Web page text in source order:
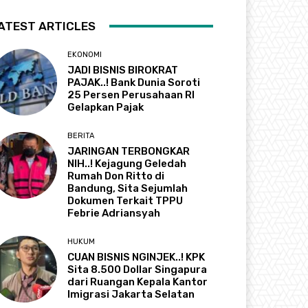
ARTICLES
EKONOMI
JADI BISNIS BIROKRAT
PAJAK..! Bank Dunia Soroti
25 Persen Perusahaan RI
Gelapkan Pajak
BERITA
JARINGAN TERBONGKAR
NIH..! Kejagung Geledah
Rumah Don Ritto di
Bandung, Sita Sejumlah
Dokumen Terkait TPPU
Febrie Adriansyah
HUKUM
CUAN BISNIS NGINJEK..! KPK
Sita 8.500 Dollar Singapura
dari Ruangan Kepala Kantor
Imigrasi Jakarta Selatan